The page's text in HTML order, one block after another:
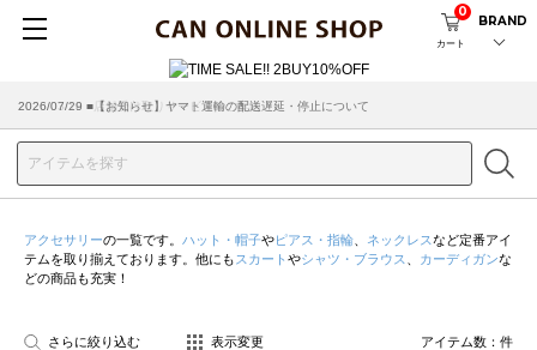
カート
0
BRAND
2026/07/29 ■【お知らせ】ヤマト運輸の配送遅延・停止について
2026/03/18 ■店舗受け取りサービスのご案内
アクセサリーの一覧です。 ハット・帽子やピアス・指輪 ネックレスなど定番アイ
テムを取り揃えております。他にも スカート やシャツ・ブラウス カーディガンな
どの商品も充実！
さらに絞り込む 表示変更 アイテム数： 件